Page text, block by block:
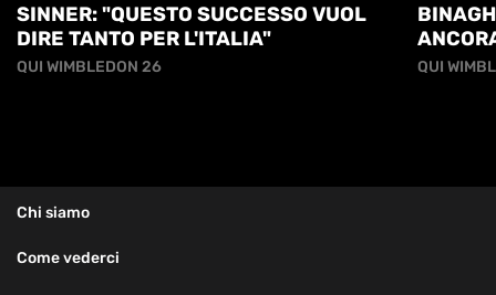
SINNER: "QUESTO SUCCESSO VUOL
DIRE TANTO PER L'ITALIA"
QUI WIMBLEDON 26 QUI
Chi siamo
Come vederci